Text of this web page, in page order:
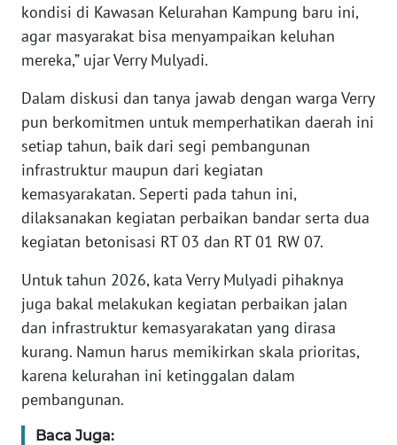
kondisi di Kawasan Kelurahan Kampung baru ini,
agar masyarakat bisa menyampaikan keluhan
mereka,” ujar Verry Mulyadi.
Dalam diskusi dan tanya jawab dengan warga Verry
pun berkomitmen untuk memperhatikan daerah ini
setiap tahun, baik dari segi pembangunan
infrastruktur maupun dari kegiatan
kemasyarakatan. Seperti pada tahun ini,
dilaksanakan kegiatan perbaikan bandar serta dua
kegiatan betonisasi RT 03 dan RT 01 RW 07.
Untuk tahun 2026, kata Verry Mulyadi pihaknya
juga bakal melakukan kegiatan perbaikan jalan
dan infrastruktur kemasyarakatan yang dirasa
kurang. Namun harus memikirkan skala prioritas,
karena kelurahan ini ketinggalan dalam
pembangunan.
Baca Juga:
WN
BANTEN
WN
NTT
WN
KEPRI
WN
PAPUA
WN
PAPUA
BARAT
WN
WN